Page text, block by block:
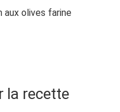
olives farine
la recette